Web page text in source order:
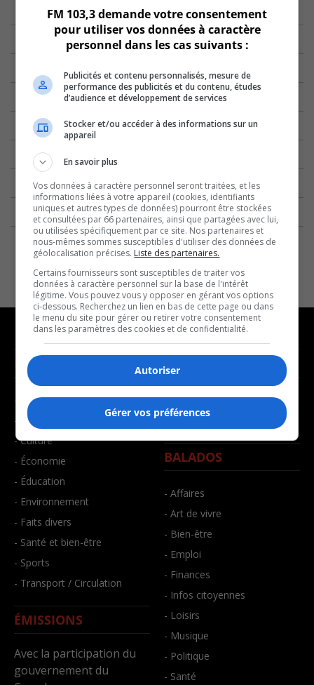
NOUVELLES
- Affaires municipales
- Communauté / Social
- Culture
- Économie
- Éducation
- Environnement
- Faits divers
- Santé et bien-être
- Sports
- Transport / Circulation
ÉMISSIONS
Avec la participation du
gouvernement du
MUSIQUE
- Décompte franco
- Joué récemment
BALADOS
- Affaires
- Art de vivre
- Bien-être
- Emploi
- Finances
- Infos citoyennes
- Loisirs
- Musique
- Politique
- Santé
FM 103,3 demande votre consentement
pour utiliser vos données à caractère
personnel dans les cas suivants :
Publicités et contenu personnalisés, mesure de
performance des publicités et du contenu, études
d’audience et développement de services
Stocker et/ou accéder à des informations sur un
appareil
En savoir plus
Vos données à caractère personnel seront traitées, et les
informations liées à votre appareil (cookies, identifiants
uniques et autres types de données) pourront être stockées
et consultées par 66 partenaires, ainsi que partagées avec lui,
ou utilisées spécifiquement par ce site. Nos partenaires et
nous-mêmes sommes susceptibles d'utiliser des données de
géolocalisation précises. Liste des partenaires.
Certains fournisseurs sont susceptibles de traiter vos
données à caractère personnel sur la base de l'intérêt
légitime. Vous pouvez vous y opposer en gérant vos options
ci-dessous. Recherchez un lien en bas de cette page ou dans
le menu du site pour gérer ou retirer votre consentement
dans les paramètres des cookies et de confidentialité.
Autoriser
Gérer vos préférences